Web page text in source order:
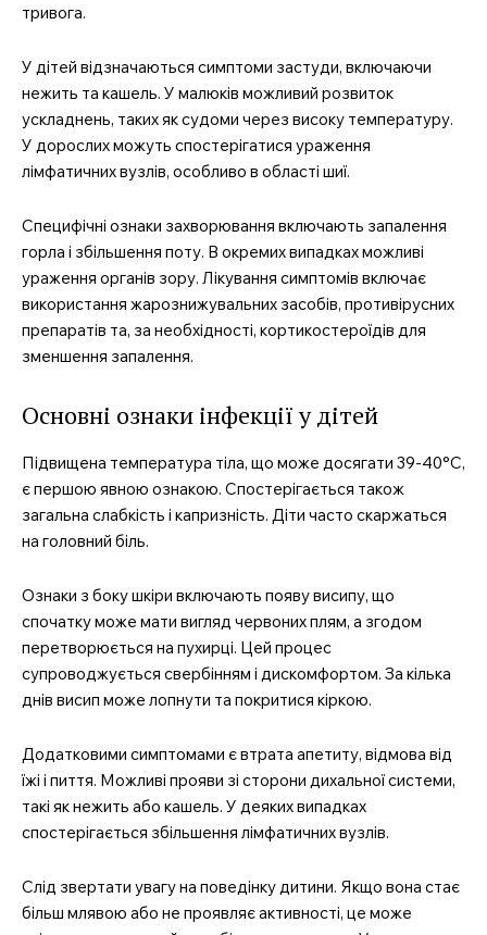
тривога.
У дітей відзначаються симптоми застуди, включаючи
нежить та кашель. У малюків можливий розвиток
ускладнень, таких як судоми через високу температуру.
У дорослих можуть спостерігатися ураження
лімфатичних вузлів, особливо в області шиї.
Специфічні ознаки захворювання включають запалення
горла і збільшення поту. В окремих випадках можливі
ураження органів зору. Лікування симптомів включає
використання жарознижувальних засобів, противірусних
препаратів та, за необхідності, кортикостероїдів для
зменшення запалення.
Основні ознаки інфекції у дітей
Підвищена температура тіла, що може досягати 39-40°C,
є першою явною ознакою. Спостерігається також
загальна слабкість і капризність. Діти часто скаржаться
на головний біль.
Ознаки з боку шкіри включають появу висипу, що
спочатку може мати вигляд червоних плям, а згодом
перетворюється на пухирці. Цей процес
супроводжується свербінням і дискомфортом. За кілька
днів висип може лопнути та покритися кіркою.
Додатковими симптомами є втрата апетиту, відмова від
їжі і пиття. Можливі прояви зі сторони дихальної системи,
такі як нежить або кашель. У деяких випадках
спостерігається збільшення лімфатичних вузлів.
Слід звертати увагу на поведінку дитини. Якщо вона стає
більш млявою або не проявляє активності, це може